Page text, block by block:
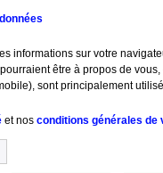
informations sur votre
être à propos de vous,
sont principalement
et nos conditions générales de